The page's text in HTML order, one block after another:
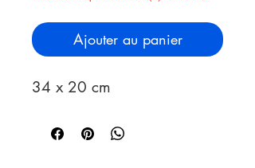
Ajouter au panier
34 x 20 cm